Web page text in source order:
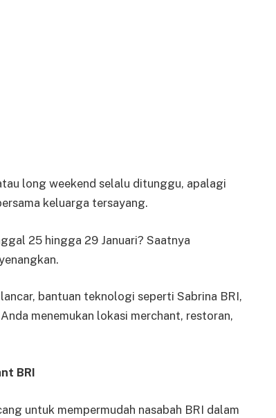
long weekend selalu ditunggu, apalagi
keluarga tersayang.
25 hingga 29 Januari? Saatnya
bantuan teknologi seperti Sabrina BRI,
menemukan lokasi merchant, restoran,
BRI
untuk mempermudah nasabah BRI dalam